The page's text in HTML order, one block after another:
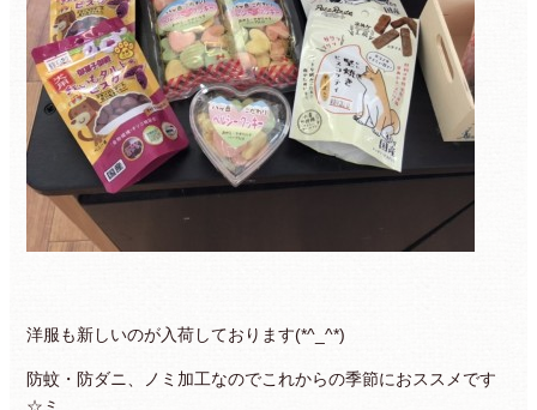
洋服も新しいのが入荷しております(*^_^*)
防蚊・防ダニ、ノミ加工なのでこれからの季節におススメです